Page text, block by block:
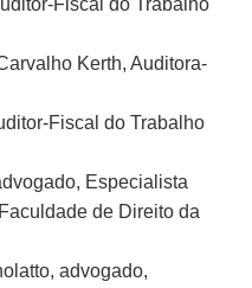
Kerth, Auditora-
Fiscal do Trabalho
Especialista
de Direito da
advogado,